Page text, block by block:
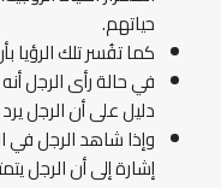
حياتهم.
كما تفُسر تلك الرؤيا
في حالة رأى الرجل
دليل على أن الرجل
وإذا شاهد الرجل في
إشارة إلى أن الرجل